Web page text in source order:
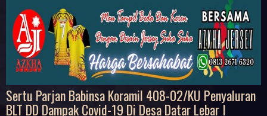
Sertu Parjan Babinsa Koramil 408-02/KU Penyaluran
BLT DD Dampak Covid-19 Di Desa Datar Lebar I